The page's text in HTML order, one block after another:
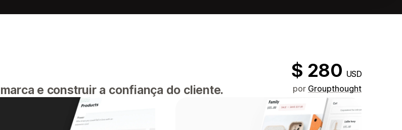
$ 280 USD
e construir a confiança do cliente. por Groupthought